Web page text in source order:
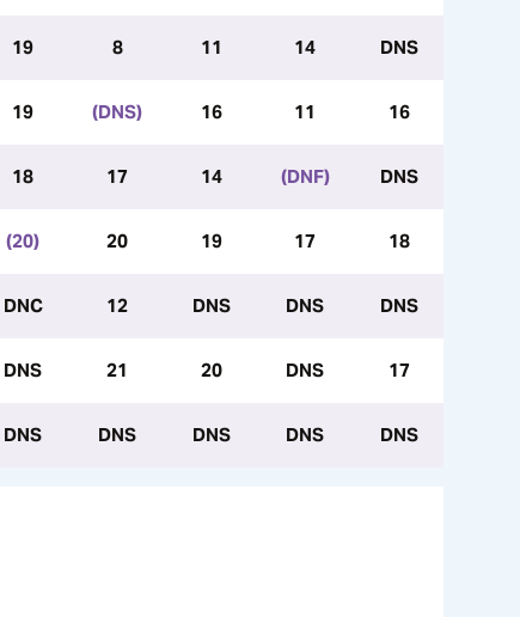
19 8 11 14 DNS
19 (DNS) 16 11 16
18 17 14 (DNF) DNS
(20) 20 19 17 18
DNC 12 DNS DNS DNS
DNS 21 20 DNS 17
DNS DNS DNS DNS DNS